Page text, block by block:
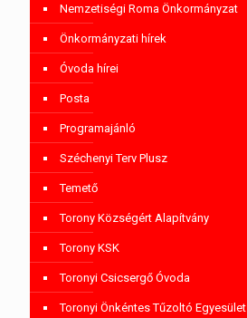
Nemzetiségi Roma Önkormányzat
Önkormányzati hírek
Óvoda hírei
Posta
Programajánló
Széchenyi Terv Plusz
Temető
Torony Községért Alapítvány
Torony KSK
Toronyi Csicsergő Óvoda
Toronyi Önkéntes Tűzoltó Egyesület